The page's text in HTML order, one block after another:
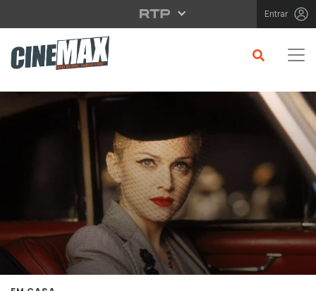
Saltar para o conteúdo principal Entrar